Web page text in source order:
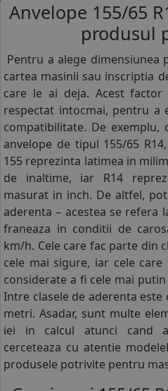
Anvelope 155/65
produsul
Pentru a alege
cartea masinii sau inscriptia
care le ai deja. Acest
respectat intocmai, pentru a
compatibilitate. De
anvelope de tipul 155/65
155 reprezinta latimea in
de inaltime, iar R14
masurat in inch. De altfel,
aderenta – acestea se refera
franeaza in conditii de
km/h. Cele care fac parte din
cele mai sigure, iar cele
considerate a fi cele mai
Intre clasele de aderenta
metri. Asadar, sunt multe
iei in calcul atunci cand
cerceteaza cu atentie
produsele potrivite pentru